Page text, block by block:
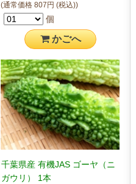
(通常価格 807 円 (税込))
個
かごへ
千葉県産 有機JAS ゴーヤ（ニ
ガウリ） 1本